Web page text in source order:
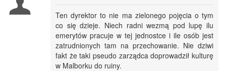
Ten dyrektor to nie ma zielonego pojęcia o tym
co się dzieje. Niech radni wezmą pod lupę ilu
emerytów pracuje w tej jednostce i ile osób jest
zatrudnionych tam na przechowanie. Nie dziwi
fakt że taki pseudo zarządca doprowadził kulturę
w Malborku do ruiny.